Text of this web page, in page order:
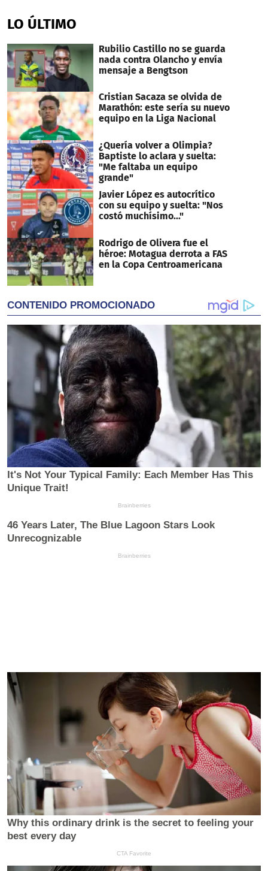
of
8
3
seconds
LO ÚLTIMO
Rubilio Castillo no se guarda
nada contra Olancho y envía
mensaje a Bengtson
Cristian Sacaza se olvida de
Marathón: este sería su nuevo
equipo en la Liga Nacional
¿Quería volver a Olimpia?
Baptiste lo aclara y suelta:
"Me faltaba un equipo
grande"
Javier López es autocrítico
con su equipo y suelta: "Nos
costó muchísimo..."
Rodrigo de Olivera fue el
héroe: Motagua derrota a FAS
en la Copa Centroamericana